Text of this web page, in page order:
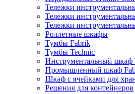
Тележки
Тележки
Тележки
Роллетные шкафы
Тумбы Fabrik
Тумбы Technic
Инструментальный шкаф
Промышленный шкаф
Шкаф с ячейками для
Решения для контейнеров